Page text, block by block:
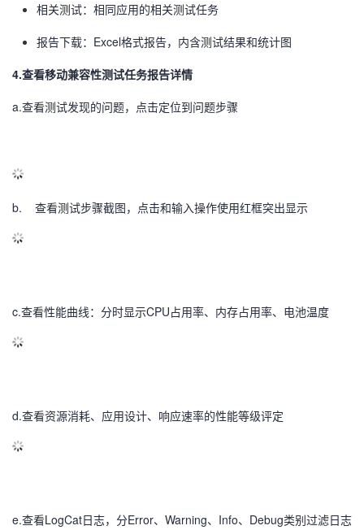
相关测试：相同应用的相关测试任务
报告下载：Excel格式报告，内含测试结果和统计图
4.查看移动兼容性测试任务报告详情
a.查看测试发现的问题，点击定位到问题步骤
b. 查看测试步骤截图，点击和输入操作使用红框突出显示
c.查看性能曲线：分时显示CPU占用率、内存占用率、电池温度
d.查看资源消耗、应用设计、响应速率的性能等级评定
e.查看LogCat日志，分Error、Warning、Info、Debug类别过滤日志